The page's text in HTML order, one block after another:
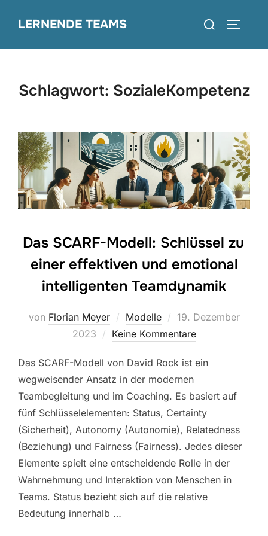
InhaltLERNENDE TEAMS
Suchen
Schlagwort: SozialeKompetenz
Das SCARF-Modell: Schlüssel zu
einer effektiven und emotional
intelligenten Teamdynamik
von Florian Meyer Modelle
Veröffentlicht
am
19. Dezember
2023
Keine Kommentare
Das SCARF-Modell von David Rock ist ein
wegweisender Ansatz in der modernen
Teambegleitung und im Coaching. Es basiert auf
fünf Schlüsselelementen: Status, Certainty
(Sicherheit), Autonomy (Autonomie), Relatedness
(Beziehung) und Fairness (Fairness). Jedes dieser
Elemente spielt eine entscheidende Rolle in der
Wahrnehmung und Interaktion von Menschen in
Teams. Status bezieht sich auf die relative
Bedeutung innerhalb …